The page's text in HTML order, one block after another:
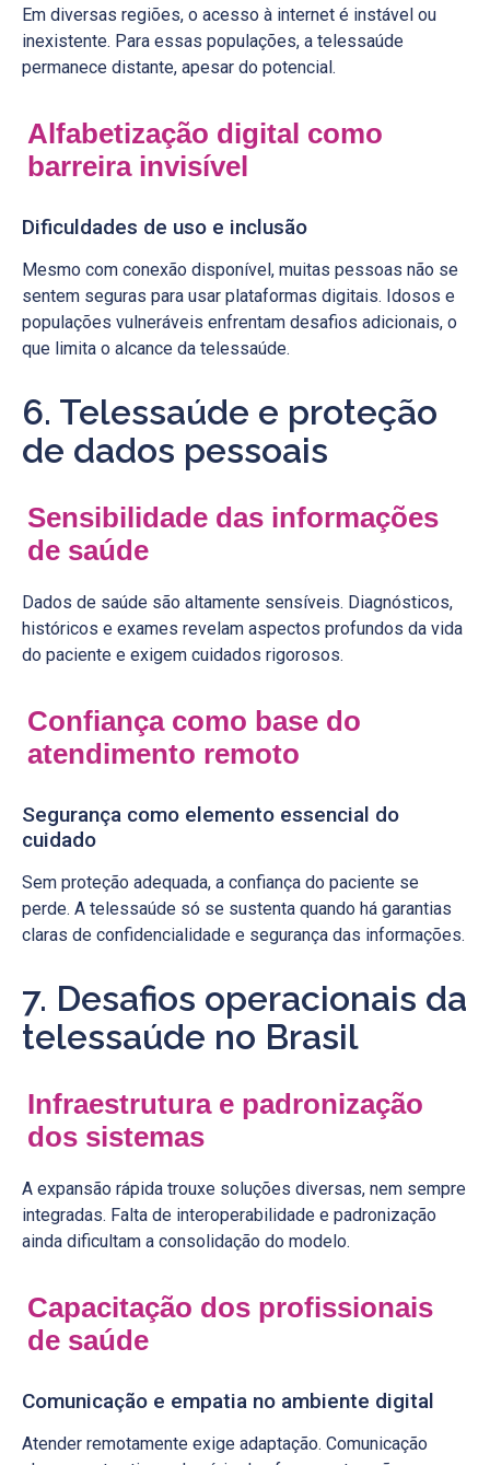
Em diversas regiões, o acesso à internet é instável ou
inexistente. Para essas populações, a telessaúde
permanece distante, apesar do potencial.
Alfabetização digital como
barreira invisível
Dificuldades de uso e inclusão
Mesmo com conexão disponível, muitas pessoas não se
sentem seguras para usar plataformas digitais. Idosos e
populações vulneráveis enfrentam desafios adicionais, o
que limita o alcance da telessaúde.
6. Telessaúde e proteção
de dados pessoais
Sensibilidade das informações
de saúde
Dados de saúde são altamente sensíveis. Diagnósticos,
históricos e exames revelam aspectos profundos da vida
do paciente e exigem cuidados rigorosos.
Confiança como base do
atendimento remoto
Segurança como elemento essencial do
cuidado
Sem proteção adequada, a confiança do paciente se
perde. A telessaúde só se sustenta quando há garantias
claras de confidencialidade e segurança das informações.
7. Desafios operacionais da
telessaúde no Brasil
Infraestrutura e padronização
dos sistemas
A expansão rápida trouxe soluções diversas, nem sempre
integradas. Falta de interoperabilidade e padronização
ainda dificultam a consolidação do modelo.
Capacitação dos profissionais
de saúde
Comunicação e empatia no ambiente digital
Atender remotamente exige adaptação. Comunicação